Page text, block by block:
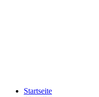
Startseite